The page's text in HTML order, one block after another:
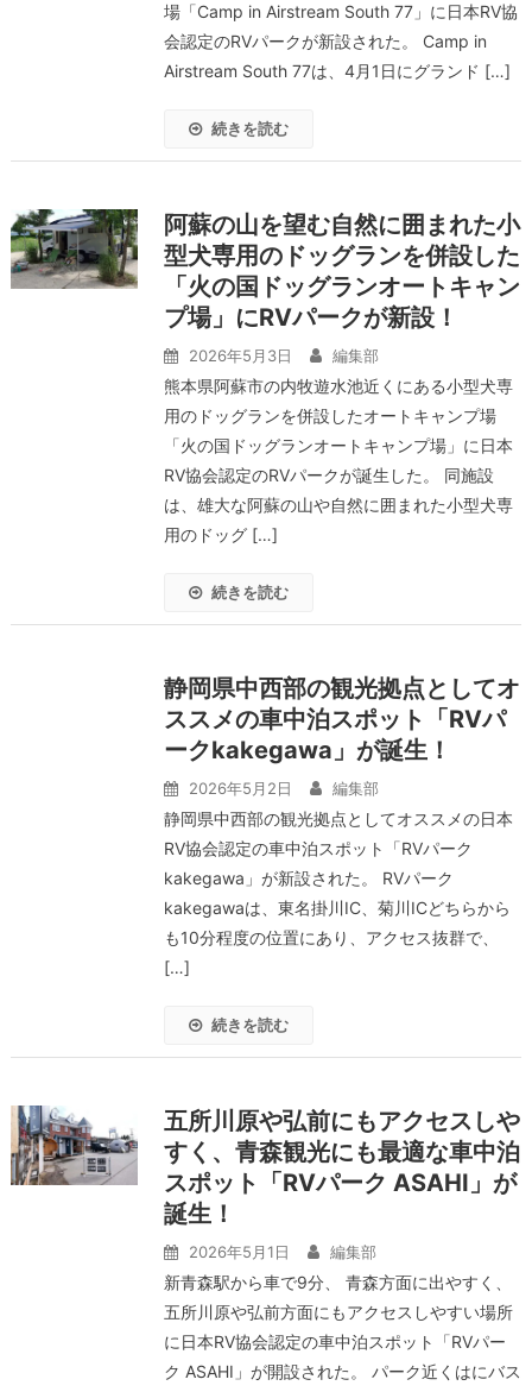
場「Camp in Airstream South 77」に日本RV協
会認定のRVパークが新設された。 Camp in
Airstream South 77は、4月1日にグランド […]
続きを読む
阿蘇の山を望む自然に囲まれた小
型犬専用のドッグランを併設した
「火の国ドッグランオートキャン
プ場」にRVパークが新設！
2026年5月3日 編集部
熊本県阿蘇市の内牧遊水池近くにある小型犬専
用のドッグランを併設したオートキャンプ場
「火の国ドッグランオートキャンプ場」に日本
RV協会認定のRVパークが誕生した。 同施設
は、雄大な阿蘇の山や自然に囲まれた小型犬専
用のドッグ […]
続きを読む
静岡県中西部の観光拠点としてオ
ススメの車中泊スポット「RVパ
ークkakegawa」が誕生！
2026年5月2日 編集部
静岡県中西部の観光拠点としてオススメの日本
RV協会認定の車中泊スポット「RVパーク
kakegawa」が新設された。 RVパーク
kakegawaは、東名掛川IC、菊川ICどちらから
も10分程度の位置にあり、アクセス抜群で、
[…]
続きを読む
五所川原や弘前にもアクセスしや
すく、青森観光にも最適な車中泊
スポット「RVパーク ASAHI」が
誕生！
2026年5月1日 編集部
新青森駅から車で9分、 青森方面に出やすく、
五所川原や弘前方面にもアクセスしやすい場所
に日本RV協会認定の車中泊スポット「RVパー
ク ASAHI」が開設された。 パーク近くはにバス